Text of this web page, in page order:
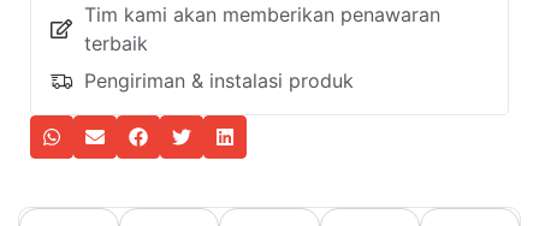
Tim kami akan memberikan penawaran
terbaik
Pengiriman & instalasi produk